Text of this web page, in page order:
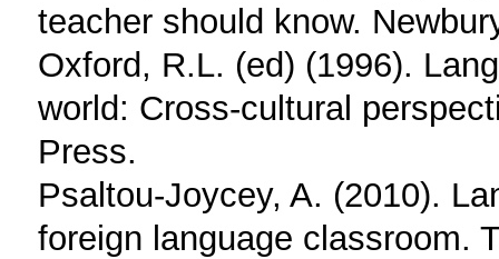
teacher should know.
Oxford, R.L. (ed) (1996).
world: Cross-cultural
Press.
Psaltou-Joycey, A. (2010).
foreign language classroom.